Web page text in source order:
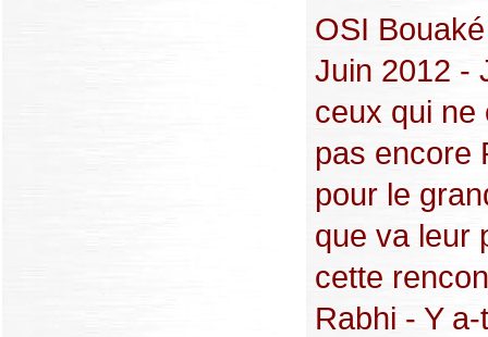
OSI
Juin 2012 -
ceux qui ne
pas encore
pour le
que va leur
cette
Rabhi - Y